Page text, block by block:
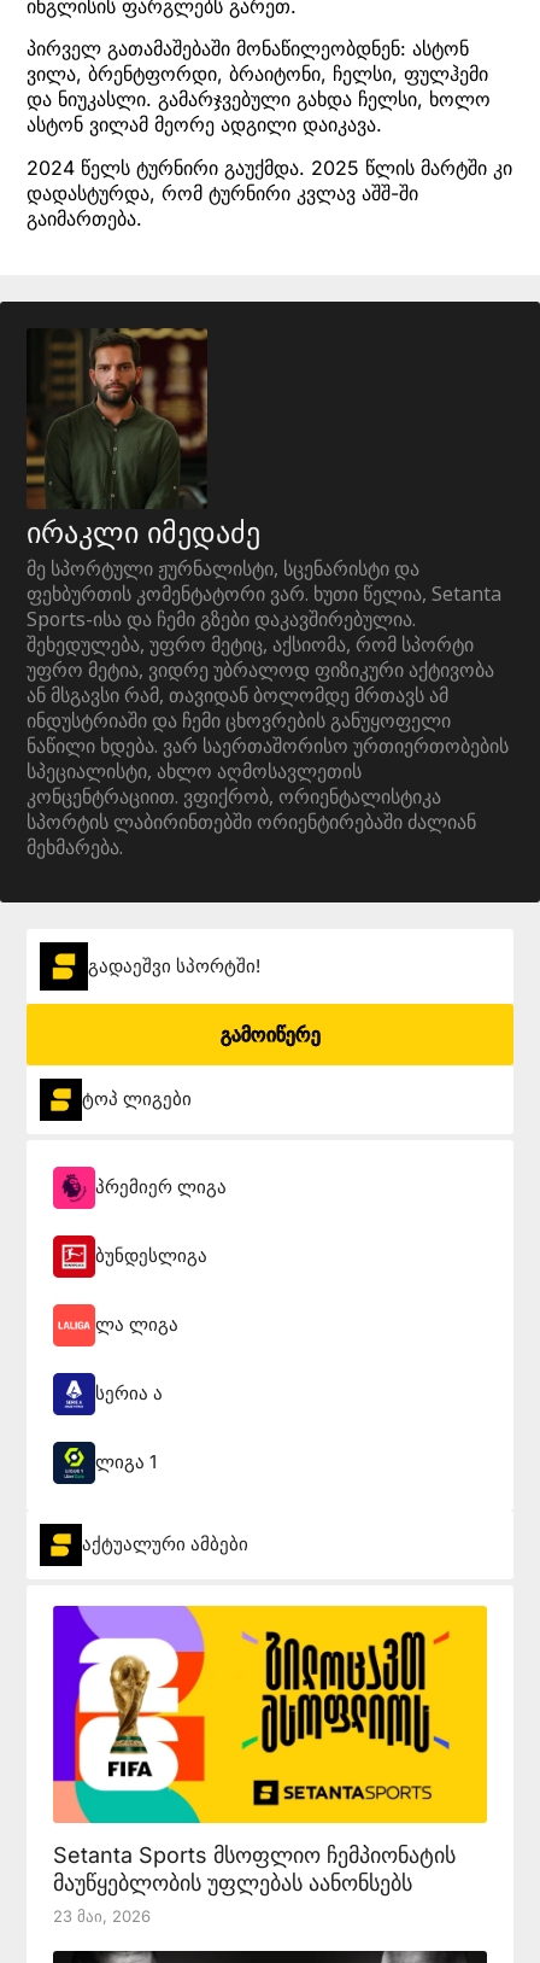
ინგლისის ფარგლებს გარეთ.
პირველ გათამაშებაში მონაწილეობდნენ: ასტონ
ვილა, ბრენტფორდი, ბრაიტონი, ჩელსი, ფულჰემი
და ნიუკასლი. გამარჯვებული გახდა ჩელსი, ხოლო
ასტონ ვილამ მეორე ადგილი დაიკავა.
2024 წელს ტურნირი გაუქმდა. 2025 წლის მარტში კი
დადასტურდა, რომ ტურნირი კვლავ აშშ-ში
გაიმართება.
ირაკლი იმედაძე
მე სპორტული ჟურნალისტი, სცენარისტი და
ფეხბურთის კომენტატორი ვარ. ხუთი წელია, Setanta
Sports-ისა და ჩემი გზები დაკავშირებულია.
შეხედულება, უფრო მეტიც, აქსიომა, რომ სპორტი
უფრო მეტია, ვიდრე უბრალოდ ფიზიკური აქტივობა
ან მსგავსი რამ, თავიდან ბოლომდე მრთავს ამ
ინდუსტრიაში და ჩემი ცხოვრების განუყოფელი
ნაწილი ხდება. ვარ საერთაშორისო ურთიერთობების
სპეციალისტი, ახლო აღმოსავლეთის
კონცენტრაციით. ვფიქრობ, ორიენტალისტიკა
სპორტის ლაბირინთებში ორიენტირებაში ძალიან
მეხმარება.
გადაეშვი სპორტში!
გამოიწერე
ტოპ ლიგები
პრემიერ ლიგა
ბუნდესლიგა
ლა ლიგა
სერია ა
ლიგა 1
აქტუალური ამბები
Setanta Sports მსოფლიო ჩემპიონატის
მაუწყებლობის უფლებას აანონსებს
23 Მაი, 2026